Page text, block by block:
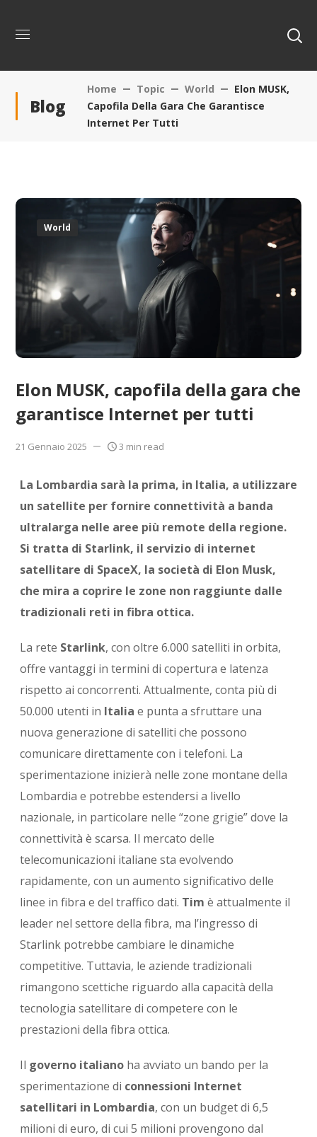
Blog
Home Topic World
Elon MUSK,
Capofila Della Gara Che Garantisce
Internet Per Tutti
World
Elon MUSK, capofila della gara che
garantisce Internet per tutti
21 Gennaio 2025 3 min read
La Lombardia sarà la prima, in Italia, a utilizzare
un satellite per fornire connettività a banda
ultralarga nelle aree più remote della regione.
Si tratta di Starlink, il servizio di internet
satellitare di SpaceX, la società di Elon Musk,
che mira a coprire le zone non raggiunte dalle
tradizionali reti in fibra ottica.
La rete Starlink, con oltre 6.000 satelliti in orbita,
offre vantaggi in termini di copertura e latenza
rispetto ai concorrenti. Attualmente, conta più di
50.000 utenti in Italia e punta a sfruttare una
nuova generazione di satelliti che possono
comunicare direttamente con i telefoni. La
sperimentazione inizierà nelle zone montane della
Lombardia e potrebbe estendersi a livello
nazionale, in particolare nelle “zone grigie” dove la
connettività è scarsa. Il mercato delle
telecomunicazioni italiane sta evolvendo
rapidamente, con un aumento significativo delle
linee in fibra e del traffico dati. Tim è attualmente il
leader nel settore della fibra, ma l’ingresso di
Starlink potrebbe cambiare le dinamiche
competitive. Tuttavia, le aziende tradizionali
rimangono scettiche riguardo alla capacità della
tecnologia satellitare di competere con le
prestazioni della fibra ottica.
Il governo italianoha avviato un bando per la
sperimentazione di connessioni Internet
satellitari in Lombardia, con un budget di 6,5
milioni di euro, di cui 5 milioni provengono dal